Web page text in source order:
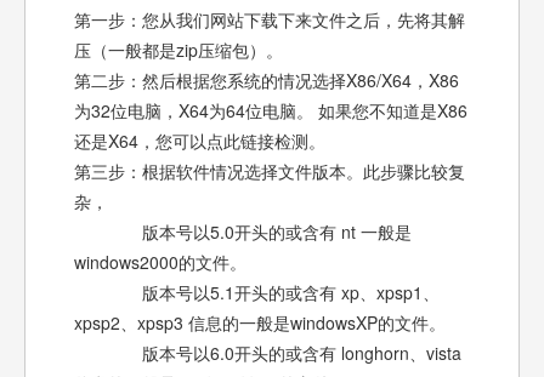
第一步：您从我们网站下载下来文件之后，先将其解
压（一般都是zip压缩包）。
第二步：然后根据您系统的情况选择X86/X64，X86
为32位电脑，X64为64位电脑。 如果您不知道是X86
还是X64，您可以点此链接检测。
第三步：根据软件情况选择文件版本。此步骤比较复
杂，
版本号以5.0开头的或含有 nt 一般是
windows2000的文件。
版本号以5.1开头的或含有 xp、xpsp1、
xpsp2、xpsp3 信息的一般是windowsXP的文件。
版本号以6.0开头的或含有 longhorn、vista